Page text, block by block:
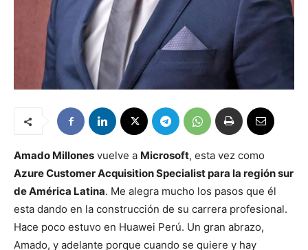
Amado Millones vuelve a Microsoft, esta vez como
Azure Customer Acquisition Specialist para la región sur
de América Latina. Me alegra mucho los pasos que él
esta dando en la construcción de su carrera profesional.
Hace poco estuvo en Huawei Perú. Un gran abrazo,
Amado, y adelante porque cuando se quiere y hay